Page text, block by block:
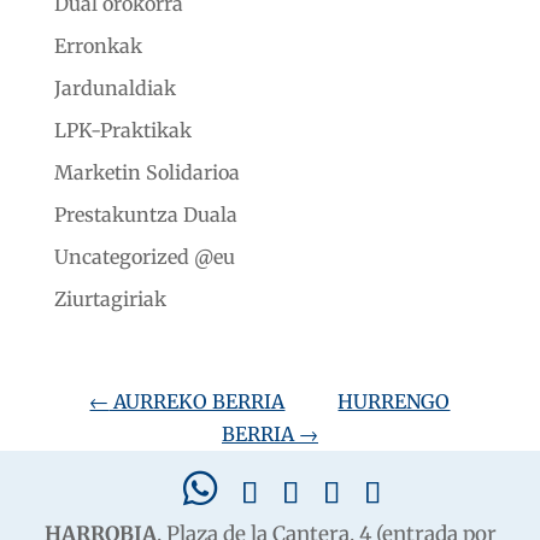
Erronkak
Jardunaldiak
LPK-Praktikak
Marketin Solidarioa
Prestakuntza Duala
Uncategorized @eu
Ziurtagiriak
← AURREKO BERRIA
HURRENGO
BERRIA →
HARROBIA. Plaza de la Cantera, 4 (entrada por